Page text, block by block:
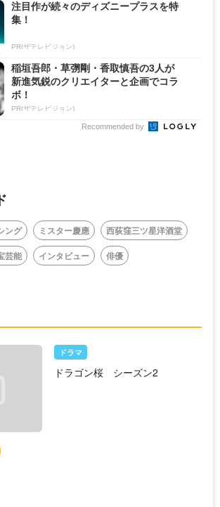
注目作が続々のディズニープラスを特
集！
PR(ザテレビジョン)
稲垣吾郎・草彅剛・香取慎吾の3人が
新進気鋭のクリエイターと企画でコラ
ボ！
PR(ザテレビジョン)
Recommended by
ング ミスター慶應
西荻窪三ツ星洋酒堂
芸能 インタビュー 俳優
ドラマ
ドラゴン桜 シーズン2